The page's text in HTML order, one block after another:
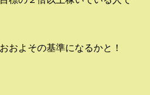
およその基準になるかと！